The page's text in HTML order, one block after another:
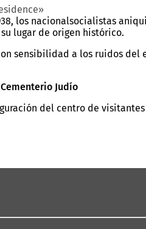
los nacionalsocialistas
lugar de origen histórico.
sensibilidad a los ruidos del
Judío
del centro de